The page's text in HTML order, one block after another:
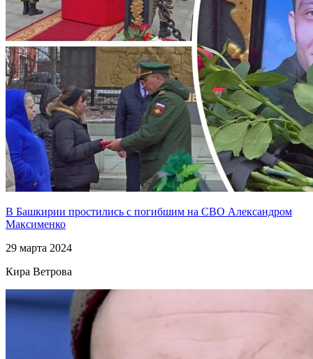
В Башкирии простились с погибшим на СВО Александром
Максименко
29 марта 2024
Кира Ветрова